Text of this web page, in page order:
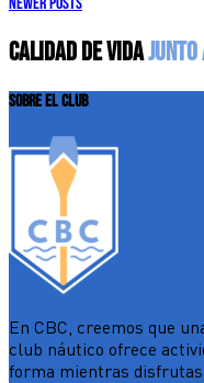
Newer Posts
CALIDAD DE VIDA
SOBRE EL CLUB
En CBC, creemos que
club náutico ofrece
forma mientras disfrutas